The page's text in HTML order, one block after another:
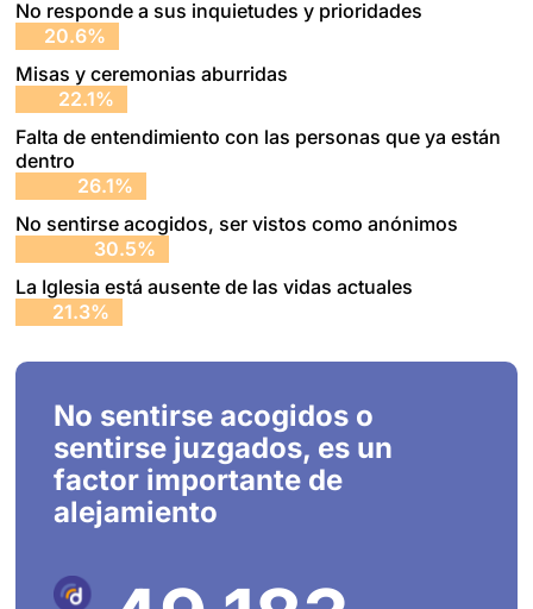
No responde a sus inquietudes y prioridades
20.6%
20.6%
Misas y ceremonias aburridas
22.1%
22.1%
Falta de entendimiento con las personas que ya están
dentro
26.1%
26.1%
No sentirse acogidos, ser vistos como anónimos
30.5%
30.5%
La Iglesia está ausente de las vidas actuales
21.3%
21.3%
No sentirse acogidos o
sentirse juzgados, es un
factor importante de
alejamiento